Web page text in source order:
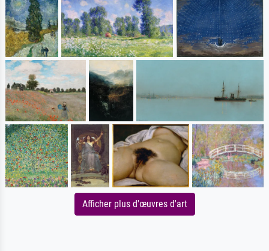
Afficher plus d'œuvres d'art